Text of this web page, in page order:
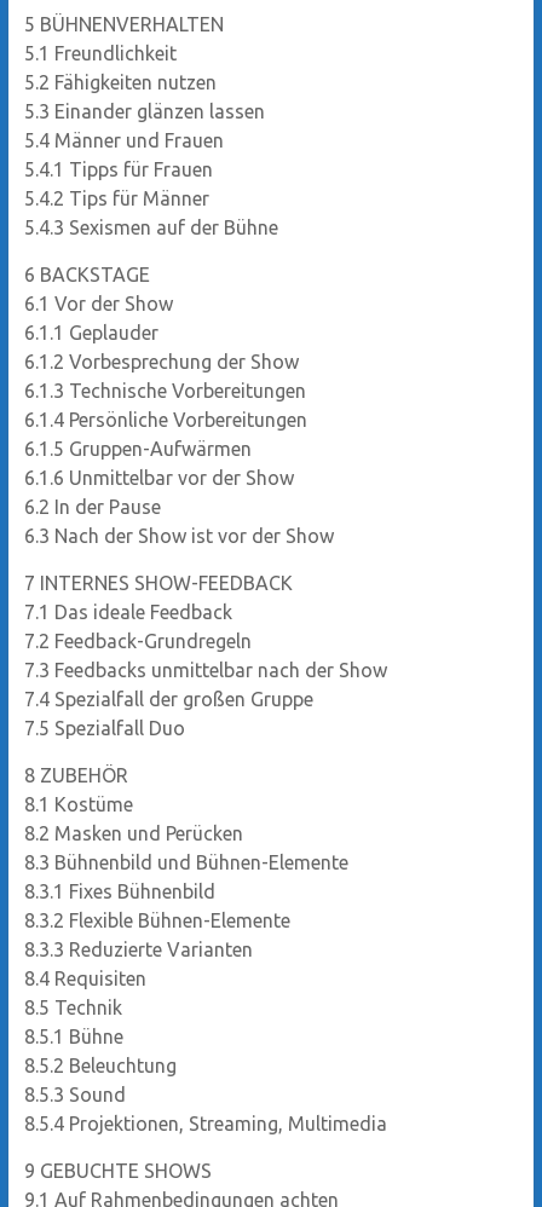
5 BÜHNENVERHALTEN
5.1 Freundlichkeit
5.2 Fähigkeiten nutzen
5.3 Einander glänzen lassen
5.4 Männer und Frauen
5.4.1 Tipps für Frauen
5.4.2 Tips für Männer
5.4.3 Sexismen auf der Bühne
6 BACKSTAGE
6.1 Vor der Show
6.1.1 Geplauder
6.1.2 Vorbesprechung der Show
6.1.3 Technische Vorbereitungen
6.1.4 Persönliche Vorbereitungen
6.1.5 Gruppen-Aufwärmen
6.1.6 Unmittelbar vor der Show
6.2 In der Pause
6.3 Nach der Show ist vor der Show
7 INTERNES SHOW-FEEDBACK
7.1 Das ideale Feedback
7.2 Feedback-Grundregeln
7.3 Feedbacks unmittelbar nach der Show
7.4 Spezialfall der großen Gruppe
7.5 Spezialfall Duo
8 ZUBEHÖR
8.1 Kostüme
8.2 Masken und Perücken
8.3 Bühnenbild und Bühnen-Elemente
8.3.1 Fixes Bühnenbild
8.3.2 Flexible Bühnen-Elemente
8.3.3 Reduzierte Varianten
8.4 Requisiten
8.5 Technik
8.5.1 Bühne
8.5.2 Beleuchtung
8.5.3 Sound
8.5.4 Projektionen, Streaming, Multimedia
9 GEBUCHTE SHOWS
9.1 Auf Rahmenbedingungen achten